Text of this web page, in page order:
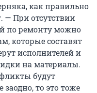
как правильно
— При отсутствии
по ремонту можно
которые составят
исполнителей и
на материалы.
будут
то это тоже